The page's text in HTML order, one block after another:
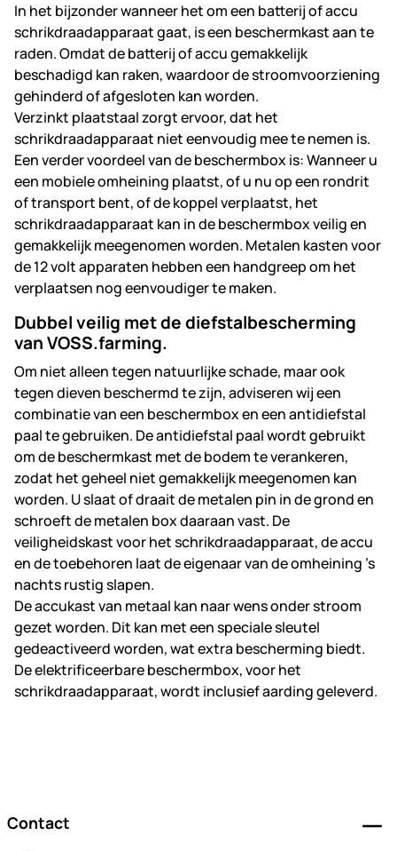
In het bijzonder wanneer het om een batterij of accu
schrikdraadapparaat gaat, is een beschermkast aan te
raden. Omdat de batterij of accu gemakkelijk
beschadigd kan raken, waardoor de stroomvoorziening
gehinderd of afgesloten kan worden.
Verzinkt plaatstaal zorgt ervoor, dat het
schrikdraadapparaat niet eenvoudig mee te nemen is.
Een verder voordeel van de beschermbox is: Wanneer u
een mobiele omheining plaatst, of u nu op een rondrit
of transport bent, of de koppel verplaatst, het
schrikdraadapparaat kan in de beschermbox veilig en
gemakkelijk meegenomen worden. Metalen kasten voor
de 12 volt apparaten hebben een handgreep om het
verplaatsen nog eenvoudiger te maken.
Dubbel veilig met de diefstalbescherming
van VOSS.farming.
Om niet alleen tegen natuurlijke schade, maar ook
tegen dieven beschermd te zijn, adviseren wij een
combinatie van een beschermbox en een antidiefstal
paal te gebruiken. De antidiefstal paal wordt gebruikt
om de beschermkast met de bodem te verankeren,
zodat het geheel niet gemakkelijk meegenomen kan
worden. U slaat of draait de metalen pin in de grond en
schroeft de metalen box daaraan vast. De
veiligheidskast voor het schrikdraadapparaat, de accu
en de toebehoren laat de eigenaar van de omheining 's
nachts rustig slapen.
De accukast van metaal kan naar wens onder stroom
gezet worden. Dit kan met een speciale sleutel
gedeactiveerd worden, wat extra bescherming biedt.
De elektrificeerbare beschermbox, voor het
schrikdraadapparaat, wordt inclusief aarding geleverd.
Contact